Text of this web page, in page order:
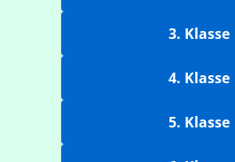
3. Klasse
4. Klasse
5. Klasse